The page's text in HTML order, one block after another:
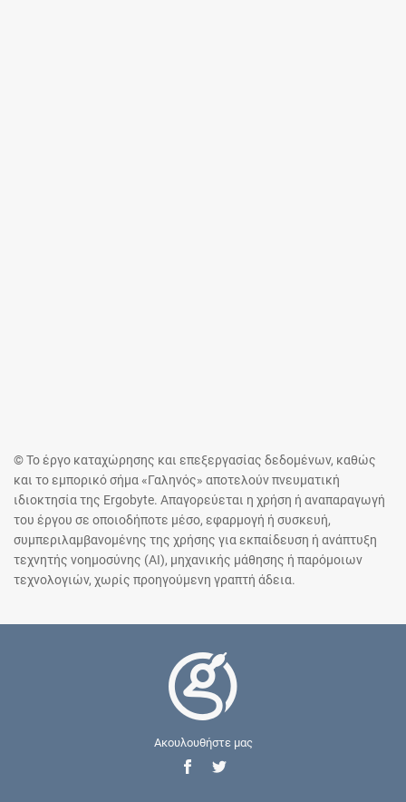
© Το έργο καταχώρησης και επεξεργασίας δεδομένων, καθώς
και το εμπορικό σήμα «Γαληνός» αποτελούν πνευματική
ιδιοκτησία της Ergobyte. Απαγορεύεται η χρήση ή αναπαραγωγή
του έργου σε οποιοδήποτε μέσο, εφαρμογή ή συσκευή,
συμπεριλαμβανομένης της χρήσης για εκπαίδευση ή ανάπτυξη
τεχνητής νοημοσύνης (AI), μηχανικής μάθησης ή παρόμοιων
τεχνολογιών, χωρίς προηγούμενη γραπτή άδεια.
Ακουλουθήστε μας